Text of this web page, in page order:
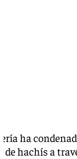
ha
de hachís a